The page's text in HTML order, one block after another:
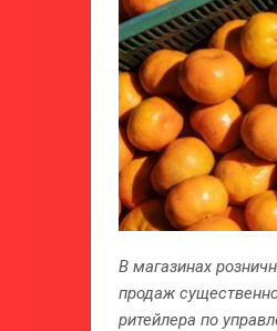
В магазинах
продаж
ритейлера по